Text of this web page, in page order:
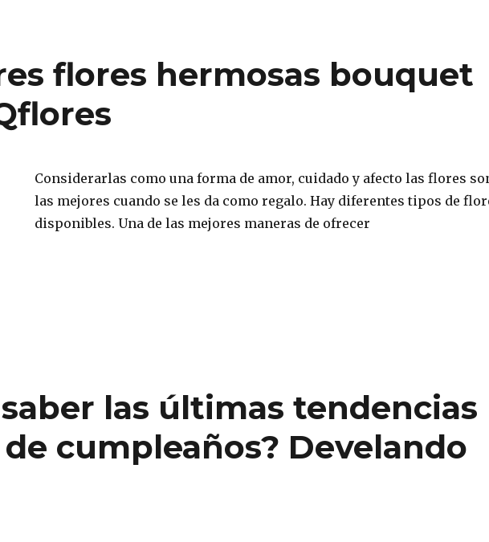
flores hermosas bouquet
Considerarlas como una forma de amor, cuidado y afecto las flores
las mejores cuando se les da como regalo. Hay diferentes tipos de
disponibles. Una de las mejores maneras de ofrecer
las últimas tendencias
cumpleaños? Develando